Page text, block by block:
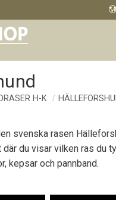
H-K
svenska rasen
där du visar vilken ras du
kepsar och pannband.